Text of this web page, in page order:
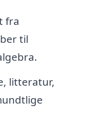
fra
til
litteratur,